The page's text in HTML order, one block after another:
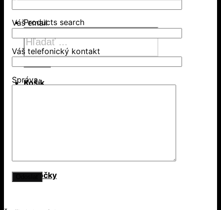
Products search
Košík
Pobočky
Váš email
Váš telefonický kontakt
Správa